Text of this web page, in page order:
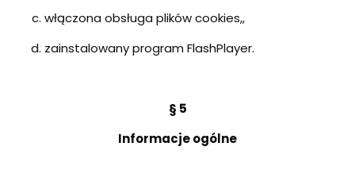
włączona obsługa plików cookies,,
zainstalowany program FlashPlayer.
§ 5
Informacje ogólne